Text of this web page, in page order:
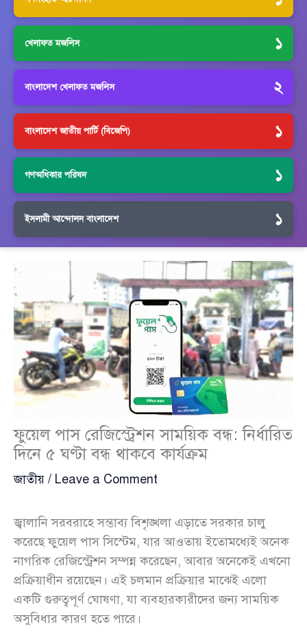
খেলাফত মজলিস ১
বাংলাদেশ খেলাফত মজলিস ২
বাংলাদেশ জাতীয় পার্টি (বিজেপি) ১
গণঅধিকার পরিষদ ১
ইসলামী আন্দোলন বাংলাদেশ ১
ফুয়েল পাস রেজিস্ট্রেশন সাময়িক বন্ধ: নির্ধারিত
দিনে ৫ ঘণ্টা বন্ধ থাকবে কার্যক্রম
জাতীয় / Leave a Comment
জ্বালানি সরবরাহে সম্ভাব্য বিশৃঙ্খলা এড়াতে সরকার চালু
করেছে ফুয়েল পাস সিস্টেম, যার আওতায় ইতোমধ্যেই অনেক
নাগরিক রেজিস্ট্রেশন সম্পন্ন করেছেন, আবার অনেকেই এখনো
প্রক্রিয়াধীন রয়েছেন। এই চলমান প্রক্রিয়ার মাঝেই এলো
একটি গুরুত্বপূর্ণ ঘোষণা, যা ব্যবহারকারীদের জন্য সাময়িক
অসুবিধার কারণ হতে পারে।